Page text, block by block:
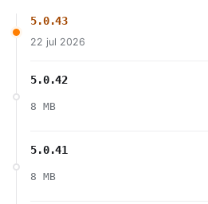
5.0.43
22 jul 2026
5.0.42
8 MB
5.0.41
8 MB